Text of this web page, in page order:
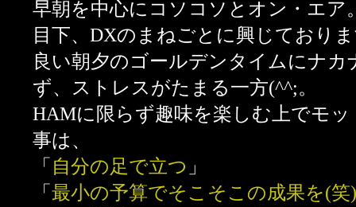
早朝を中心にコソコソとオン・エア
目下、DXのまねごとに興じており
良い朝夕のゴールデンタイムにナカ
ず、ストレスがたまる一方(^^;。
HAMに限らず趣味を楽しむ上でモ
事は、
「 自分の足で立つ 」
「 最小の予算でそこそこの成果を(笑)